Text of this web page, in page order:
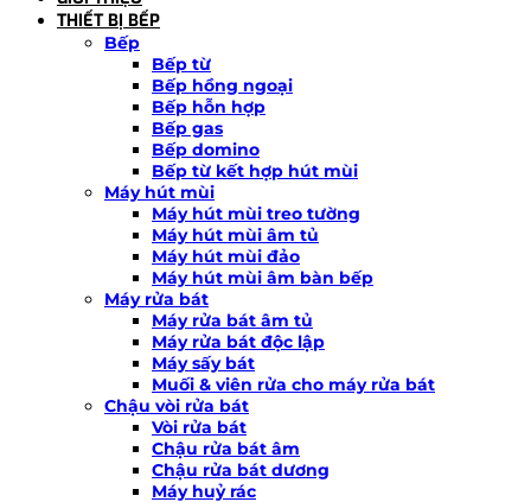
THIẾT BỊ BẾP
Bếp
Bếp từ
Bếp hồng ngoại
Bếp hỗn hợp
Bếp gas
Bếp domino
Bếp từ kết hợp hút mùi
Máy hút mùi
Máy hút mùi treo tường
Máy hút mùi âm tủ
Máy hút mùi đảo
Máy hút mùi âm bàn bếp
Máy rửa bát
Máy rửa bát âm tủ
Máy rửa bát độc lập
Máy sấy bát
Muối & viên rửa cho máy rửa bát
Chậu vòi rửa bát
Vòi rửa bát
Chậu rửa bát âm
Chậu rửa bát dương
Máy huỷ rác